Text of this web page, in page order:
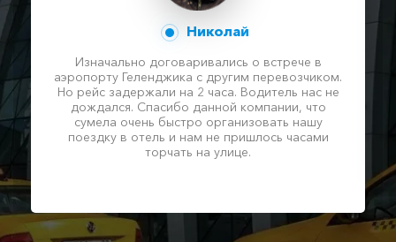
Николай
Изначально договаривались о встрече в
аэропорту Геленджика с другим перевозчиком.
Но рейс задержали на 2 часа. Водитель нас не
дождался. Спасибо данной компании, что
сумела очень быстро организовать нашу
поездку в отель и нам не пришлось часами
торчать на улице.